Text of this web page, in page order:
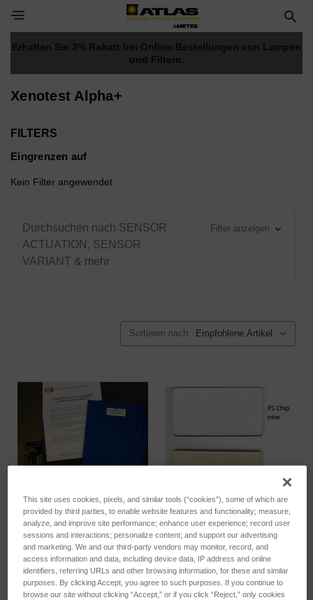
Toggle Navigation Menu
Erhalten Sie 3% Rabatt bei Online-Bestellungen von Lampen
und Filtern.
Xenotest Alpha+
FILTERS
Eingrenzen auf
Kein Filter angewendet
Durchsuchen nach SENSOR
ACTUATION, SENSOR
VARIANT & mehr
Filter anzeigen
Sortieren nach:
AATCC L2
Blauwollmaßstab
SKU: 12231201
Anmeldung für Preise
Polystyrol Bewitterungs-
Referenzmaterial
(Packung mit 50 Stück)
SKU: 13282000
This site uses cookies, pixels, and similar tools (“cookies”), some of which are
provided by third parties, to enable website features and functionality; measure,
analyze, and improve site performance; enhance user experience; record user
sessions and interactions; personalize content; and support our advertising
and marketing. We and our third-party vendors may monitor, record, and
access information and data, including device data, IP address and online
identifiers, referring URLs and other browsing information, for these and similar
purposes. By clicking Accept, you agree to such purposes. If you continue to
browse our site without clicking “Accept,” or if you click “Reject,” only cookies